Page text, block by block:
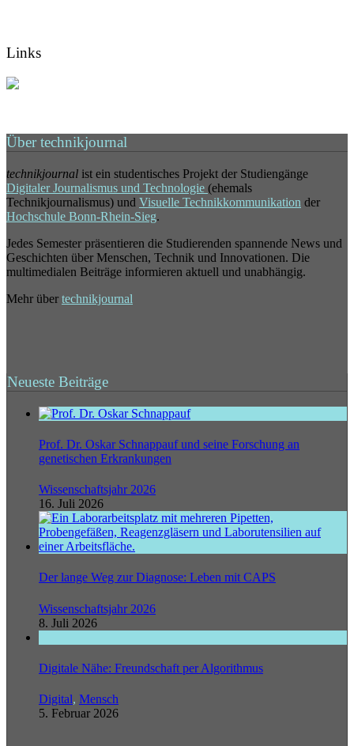
Links
Über technikjournal
technikjournal ist ein studentisches Projekt der Studiengänge
Digitaler Journalismus und Technologie (ehemals
Technikjournalismus) und Visuelle Technikkommunikation der
Hochschule Bonn-Rhein-Sieg.
Jedes Semester präsentieren die Studierenden spannende News und
Geschichten über Menschen, Technik und Innovationen. Die
multimedialen Beiträge informieren aktuell und unabhängig.
Mehr über technikjournal
Neueste Beiträge
Prof. Dr. Oskar Schnappauf und seine Forschung an
genetischen Erkrankungen
Wissenschaftsjahr 2026
16. Juli 2026
Der lange Weg zur Diagnose: Leben mit CAPS
Wissenschaftsjahr 2026
8. Juli 2026
Digitale Nähe: Freundschaft per Algorithmus
Digital, Mensch
5. Februar 2026